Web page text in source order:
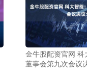
金牛股配资官网 科
董事会第九次会议